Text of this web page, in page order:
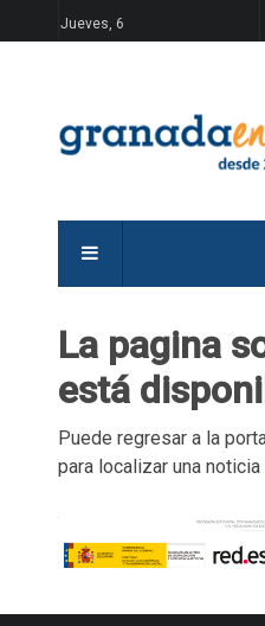
Jueves, 6
La pagina
está
Puede regresar a la
para localizar una noticia